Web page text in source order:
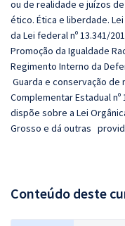
ou de realidade e juízos
ético. Ética e liberdade.
da Lei federal nº 13.341/
Promoção da Igualdade
Regimento Interno da
Guarda e conservação
Complementar Estadual
dispõe sobre a Lei
Grosso e dá outras
Conteúdo deste